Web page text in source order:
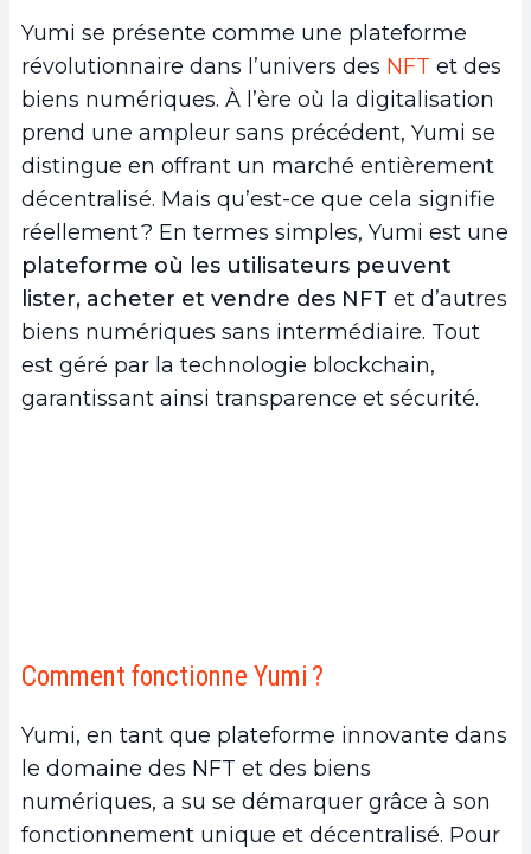
b.
Listing des NFT et biens numériques
3.
Les avantages de Yumi par rapport aux
autres marchés NFT
a.
Transparence des prix
Diversité des produits disponibles
c.Sécurité et décentralisation
4. Conclusion
Yumi se présente comme une plateforme
révolutionnaire dans l’univers des NFT et des
biens numériques. À l’ère où la digitalisation
prend une ampleur sans précédent, Yumi se
distingue en offrant un marché entièrement
décentralisé. Mais qu’est-ce que cela signifie
réellement ? En termes simples, Yumi est une
plateforme où les utilisateurs peuvent
lister, acheter et vendre des NFT et d’autres
biens numériques sans intermédiaire. Tout
est géré par la technologie blockchain,
garantissant ainsi transparence et sécurité.
Comment fonctionne Yumi ?
Yumi, en tant que plateforme innovante dans
le domaine des NFT et des biens
numériques, a su se démarquer grâce à son
fonctionnement unique et décentralisé. Pour